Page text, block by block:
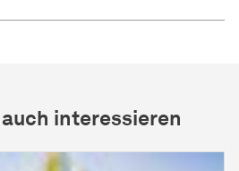
interessieren